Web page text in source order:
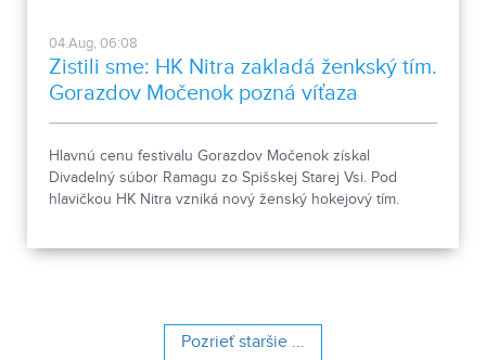
04.Aug, 06:08
Zistili sme: HK Nitra zakladá ženkský tím.
Gorazdov Močenok pozná víťaza
Hlavnú cenu festivalu Gorazdov Močenok získal
Divadelný súbor Ramagu zo Spišskej Starej Vsi. Pod
hlavičkou HK Nitra vzniká nový ženský hokejový tím.
Pozrieť staršie ...